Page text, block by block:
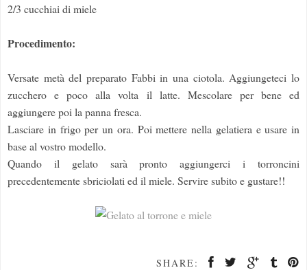
2/3 cucchiai di miele
Procedimento:
Versate metà del preparato Fabbi in una ciotola. Aggiungeteci lo
zucchero e poco alla volta il latte. Mescolare per bene ed
aggiungere poi la panna fresca.
Lasciare in frigo per un ora. Poi mettere nella gelatiera e usare in
base al vostro modello.
Quando il gelato sarà pronto aggiungerci i torroncini
precedentemente sbriciolati ed il miele. Servire subito e gustare!!
SHARE: